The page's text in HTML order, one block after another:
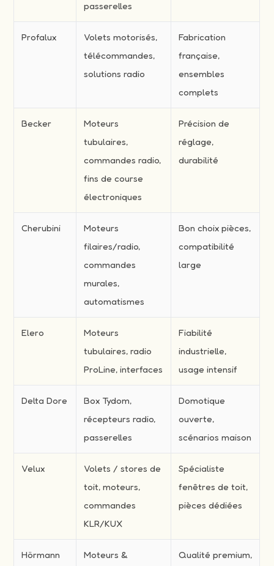
passerelles
Profalux
Volets motorisés,
télécommandes,
solutions radio
Fabrication
française,
ensembles
complets
Becker
Moteurs
tubulaires,
commandes radio,
fins de course
électroniques
Précision de
réglage,
durabilité
Cherubini
Moteurs
filaires/radio,
commandes
murales,
automatismes
Bon choix pièces,
compatibilité
large
Elero
Moteurs
tubulaires, radio
ProLine, interfaces
Fiabilité
industrielle,
usage intensif
Delta Dore
Box Tydom,
récepteurs radio,
passerelles
Domotique
ouverte,
scénarios maison
Velux
Volets / stores de
toit, moteurs,
commandes
KLR/KUX
Spécialiste
fenêtres de toit,
pièces dédiées
Hörmann
Moteurs &
Qualité premium,